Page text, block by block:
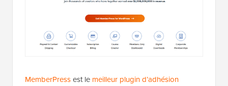
MemberPressest le meilleur plugin d’adhésion